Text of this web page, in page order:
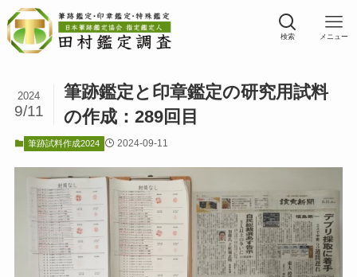
検索 メニュー
筆跡鑑定と印章鑑定の研究用試料
の作成：289回目
2024
9/11
筆跡試料作成2024 2024-09-11